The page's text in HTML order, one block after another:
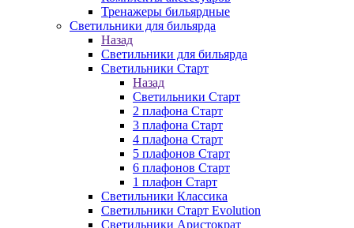
Тренажеры бильярдные
Светильники для бильярда
Назад
Светильники для бильярда
Светильники Старт
Назад
Светильники Старт
2 плафона Старт
3 плафона Старт
4 плафона Старт
5 плафонов Старт
6 плафонов Старт
1 плафон Старт
Светильники Классика
Светильники Старт Evolution
Светильники Аристократ